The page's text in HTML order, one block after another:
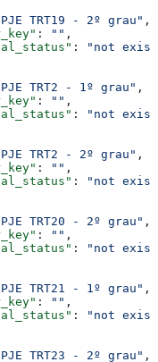
TRT19 - 2º grau" ,
: "" ,
:
"not
TRT2 - 1º grau" ,
: "" ,
:
"not
TRT2 - 2º grau" ,
: "" ,
:
"not
TRT20 - 2º grau" ,
: "" ,
:
"not
TRT21 - 1º grau" ,
: "" ,
:
"not
TRT23 - 2º grau" ,